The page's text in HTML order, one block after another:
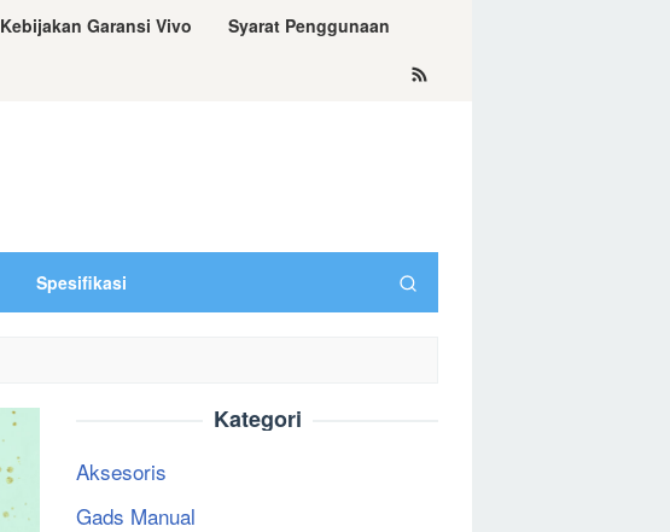
Kebijakan Garansi Vivo Syarat Penggunaan
Spesifikasi
Kategori
Aksesoris
Gads Manual